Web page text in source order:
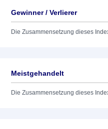
Gewinner / Verlierer
Die Zusammensetzung dieses
Meistgehandelt
Die Zusammensetzung dieses